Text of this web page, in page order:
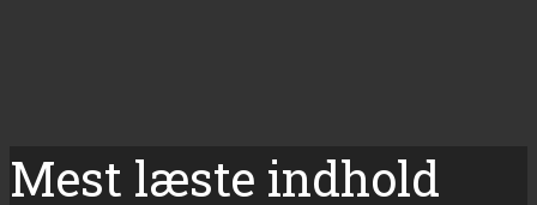
Mest læste indhold